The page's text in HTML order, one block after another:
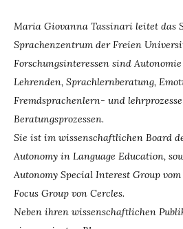
Maria Giovanna Tassinari leitet das
Sprachenzentrum der Freien
Forschungsinteressen sind
Lehrenden, Sprachlernberatung,
Fremdsprachenlern- und
Beratungsprozessen.
Sie ist im wissenschaftlichen Board
Autonomy in Language Education,
Autonomy Special Interest Group
Focus Group von Cercles.
Neben ihren wissenschaftlichen